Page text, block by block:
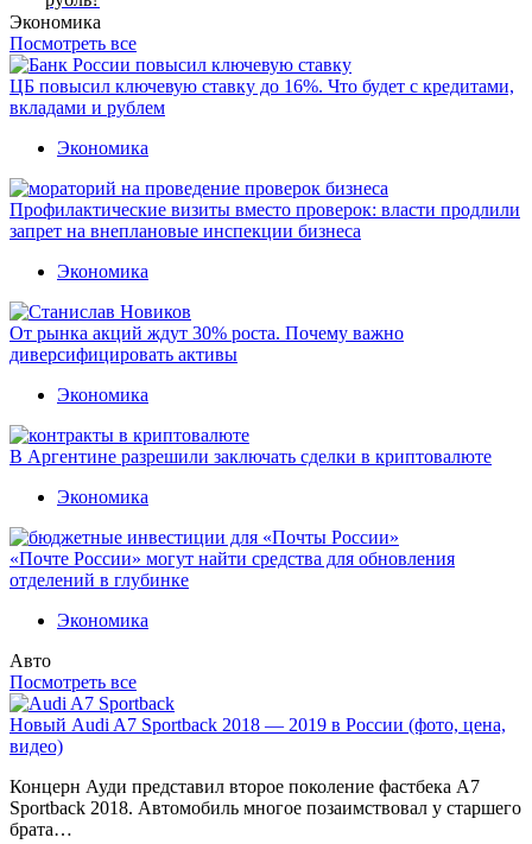
Экономика
Посмотреть все
ЦБ повысил ключевую ставку до 16%. Что будет с кредитами,
вкладами и рублем
Экономика
Профилактические визиты вместо проверок: власти продлили
запрет на внеплановые инспекции бизнеса
Экономика
От рынка акций ждут 30% роста. Почему важно
диверсифицировать активы
Экономика
В Аргентине разрешили заключать сделки в криптовалюте
Экономика
«Почте России» могут найти средства для обновления
отделений в глубинке
Экономика
Авто
Посмотреть все
Новый Audi A7 Sportback 2018 — 2019 в России (фото, цена,
видео)
Концерн Ауди представил второе поколение фастбека A7
Sportback 2018. Автомобиль многое позаимствовал у старшего
брата…